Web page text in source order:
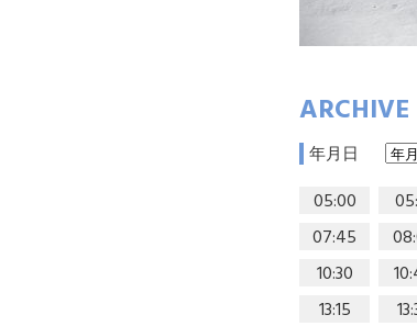
ARCHIVE
年月日
05:00
07:45
10:30
13:15